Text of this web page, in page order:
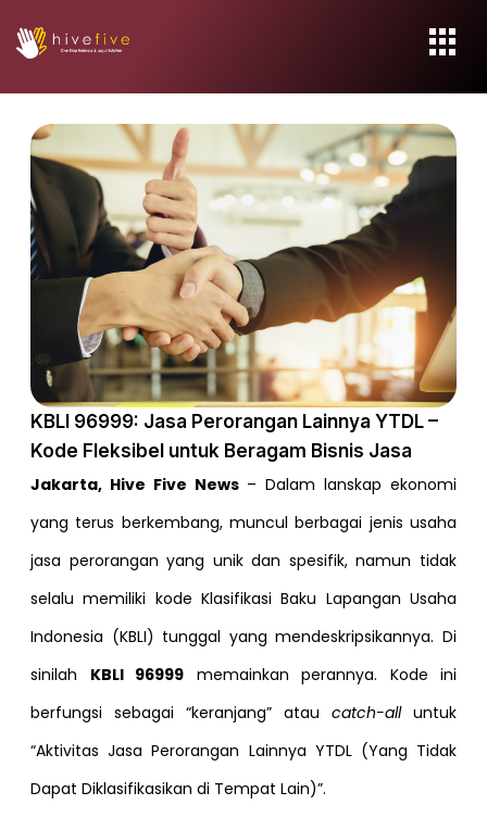
KBLI 96999: Jasa Perorangan Lainnya YTDL –
Kode Fleksibel untuk Beragam Bisnis Jasa
Jakarta, Hive Five News– Dalam lanskap ekonomi
yang terus berkembang, muncul berbagai jenis usaha
jasa perorangan yang unik dan spesifik, namun tidak
selalu memiliki kode Klasifikasi Baku Lapangan Usaha
Indonesia (KBLI) tunggal yang mendeskripsikannya. Di
sinilah KBLI 96999 memainkan perannya. Kode ini
berfungsi sebagai “keranjang” atau catch-alluntuk
“Aktivitas Jasa Perorangan Lainnya YTDL (Yang Tidak
Dapat Diklasifikasikan di Tempat Lain)”.